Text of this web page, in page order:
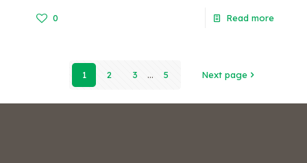
0 Read more
1 2 3 ... 5 Next page